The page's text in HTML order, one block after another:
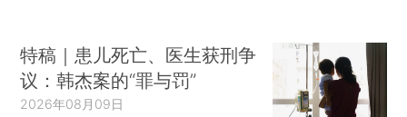
特稿｜患儿死亡、医生获刑争
议：韩杰案的“罪与罚”
2026年08月09日